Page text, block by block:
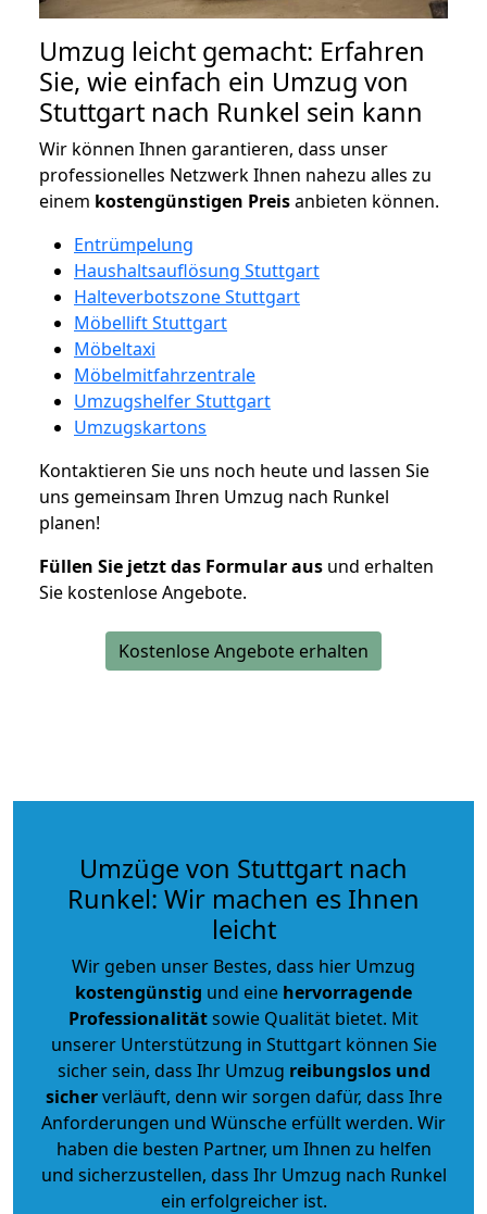
Umzug leicht gemacht: Erfahren
Sie, wie einfach ein Umzug von
Stuttgart nach Runkel sein kann
Wir können Ihnen garantieren, dass unser
professionelles Netzwerk Ihnen nahezu alles zu
einem kostengünstigen Preisanbieten können.
Entrümpelung
Haushaltsauflösung Stuttgart
Halteverbotszone Stuttgart
Möbellift Stuttgart
Möbeltaxi
Möbelmitfahrzentrale
Umzugshelfer Stuttgart
Umzugskartons
Kontaktieren Sie uns noch heute und lassen Sie
uns gemeinsam Ihren Umzug nach Runkel
planen!
Füllen Sie jetzt das Formular aus und erhalten
Sie kostenlose Angebote.
Kostenlose Angebote erhalten
Umzüge von Stuttgart nach
Runkel: Wir machen es Ihnen
leicht
Wir geben unser Bestes, dass hier Umzug
kostengünstig und eine hervorragende
Professionalitätsowie Qualität bietet. Mit
unserer Unterstützung in Stuttgart können Sie
sicher sein, dass Ihr Umzug reibungslos und
sicherverläuft, denn wir sorgen dafür, dass Ihre
Anforderungen und Wünsche erfüllt werden. Wir
haben die besten Partner, um Ihnen zu helfen
und sicherzustellen, dass Ihr Umzug nach Runkel
ein erfolgreicher ist.